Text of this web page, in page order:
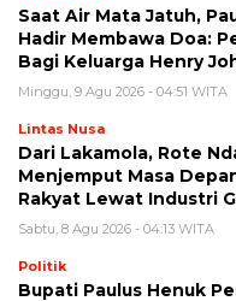
Saat Air Mata Jatuh,
Hadir Membawa Doa:
Bagi Keluarga Henry
Minggu, 9 Agu 2026 - 04:51 WITA
Lintas Nusa
Dari Lakamola, Rote
Menjemput Masa
Rakyat Lewat Industri
Sabtu, 8 Agu 2026 - 04:13 WITA
Politik
Bupati Paulus Henuk